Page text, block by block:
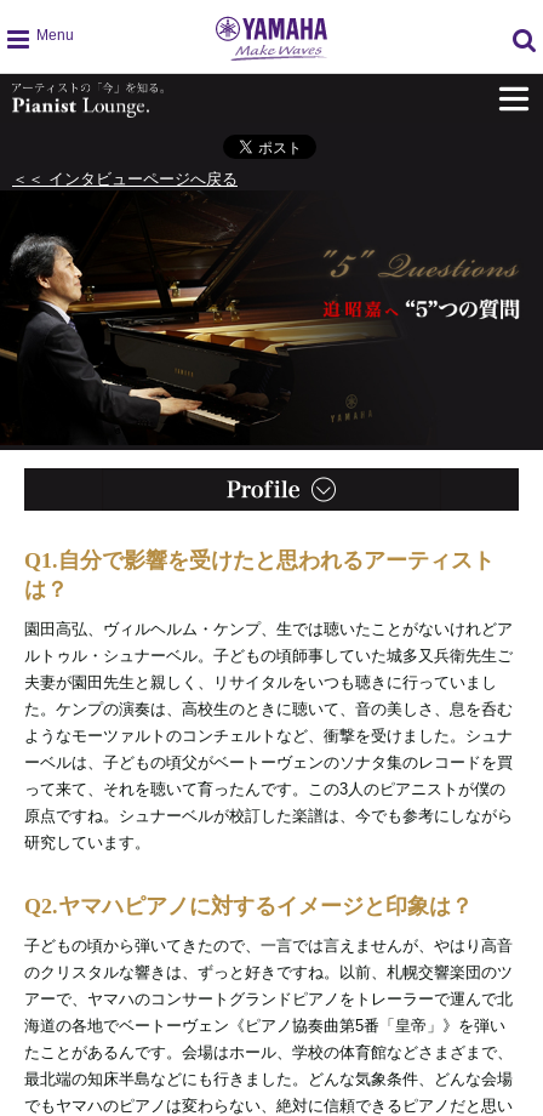
o
l
v
a
n
＜＜ インタビューページへ戻る
Q1.自分で影響を受けたと思われるアーティスト
は？
園田高弘、ヴィルヘルム・ケンプ、生では聴いたことがないけれどア
ルトゥル・シュナーベル。子どもの頃師事していた城多又兵衛先生ご
夫妻が園田先生と親しく、リサイタルをいつも聴きに行っていまし
た。ケンプの演奏は、高校生のときに聴いて、音の美しさ、息を呑む
ようなモーツァルトのコンチェルトなど、衝撃を受けました。シュナ
ーベルは、子どもの頃父がベートーヴェンのソナタ集のレコードを買
って来て、それを聴いて育ったんです。この3人のピアニストが僕の
原点ですね。シュナーベルが校訂した楽譜は、今でも参考にしながら
研究しています。
Q2.ヤマハピアノに対するイメージと印象は？
子どもの頃から弾いてきたので、一言では言えませんが、やはり高音
のクリスタルな響きは、ずっと好きですね。以前、札幌交響楽団のツ
アーで、ヤマハのコンサートグランドピアノをトレーラーで運んで北
海道の各地でベートーヴェン《ピアノ協奏曲第5番「皇帝」》を弾い
たことがあるんです。会場はホール、学校の体育館などさまざまで、
最北端の知床半島などにも行きました。どんな気象条件、どんな会場
でもヤマハのピアノは変わらない、絶対に信頼できるピアノだと思い